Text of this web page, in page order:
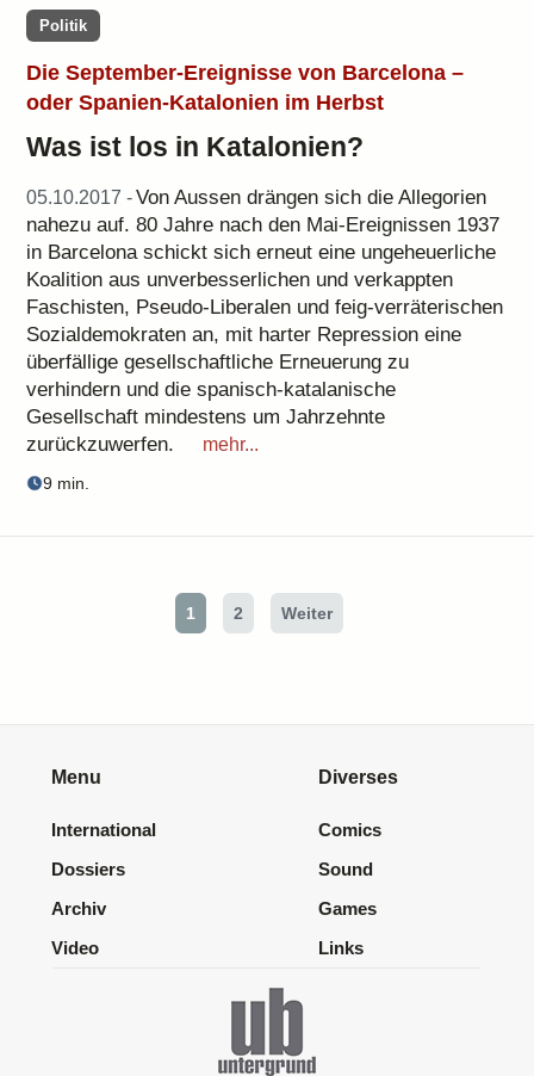
Politik
Die September-Ereignisse von Barcelona –
oder Spanien-Katalonien im Herbst
Was ist los in Katalonien?
05.10.2017 -Von Aussen drängen sich die Allegorien
nahezu auf. 80 Jahre nach den Mai-Ereignissen 1937
in Barcelona schickt sich erneut eine ungeheuerliche
Koalition aus unverbesserlichen und verkappten
Faschisten, Pseudo-Liberalen und feig-verräterischen
Sozialdemokraten an, mit harter Repression eine
überfällige gesellschaftliche Erneuerung zu
verhindern und die spanisch-katalanische
Gesellschaft mindestens um Jahrzehnte
zurückzuwerfen.
mehr...
9 min.
1 2 Weiter
Menu
International
Dossiers
Archiv
Video
Diverses
Comics
Sound
Games
Links